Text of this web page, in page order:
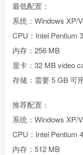
最低配置：
系统：Windows XP/
CPU：Intel Pentium
内存：256 MB
显卡：32 MB video
存储：需要 5 GB 可
推荐配置：
系统：Windows XP/
CPU：Intel Pentium
内存：512 MB